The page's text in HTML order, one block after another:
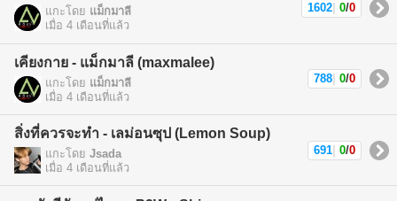
แกะโดย แม็กมาลี
เมื่อ 4 เดือนที่แล้ว
1602 0/0
เคียงกาย - แม็กมาลี (maxmalee)
แกะโดย แม็กมาลี
เมื่อ 4 เดือนที่แล้ว
788 0/0
สิ่งที่ควรจะทำ - เลม่อนซุป (Lemon Soup)
แกะโดย Jsada
เมื่อ 4 เดือนที่แล้ว
691 0/0